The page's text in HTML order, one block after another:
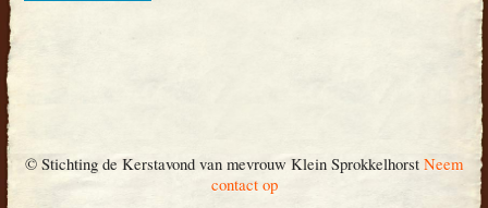
© Stichting de Kerstavond van mevrouw Klein Sprokkelhorst Neem
contact op